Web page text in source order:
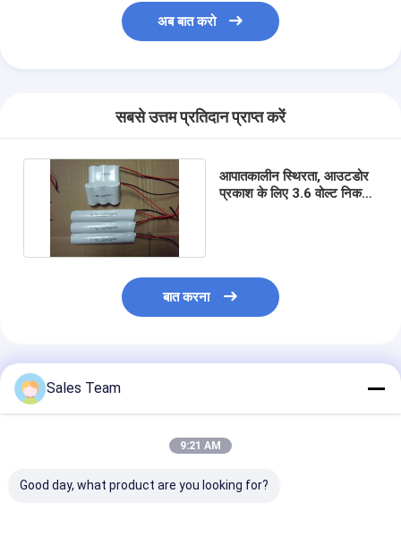
अब बात करो
सबसे उत्तम प्रतिदान प्राप्त करें
आपातकालीन स्थिरता, आउटडोर
प्रकाश के लिए 3.6 वोल्ट निक
बात करना
अनुशंसित उत्पाद
Sales Team
9:21 AM
Good day, what product are you looking for?